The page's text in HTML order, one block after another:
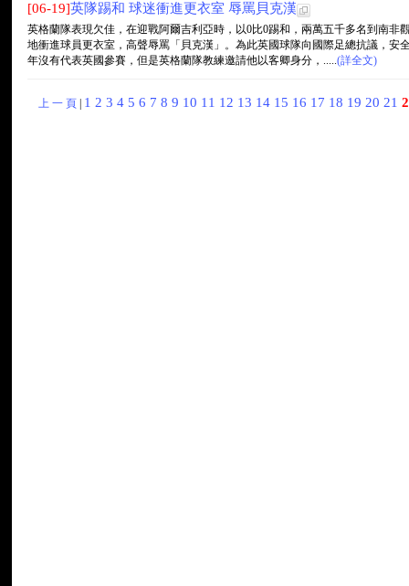
[06-19]英隊踢和 球迷衝進更衣室 辱罵貝克漢
英格蘭隊表現欠佳，在迎戰阿爾吉利亞時，以0比0踢和，兩萬五千多名到南非
地衝進球員更衣室，高聲辱罵「貝克漢」。為此英國球隊向國際足總抗議，安
年沒有代表英國參賽，但是英格蘭隊教練邀請他以客卿身分，.....(詳全文)
上 一 頁| 1 2 3 4 5 6 7 8 9 10 11 12 13 14 15 16 17 18 19 20 21